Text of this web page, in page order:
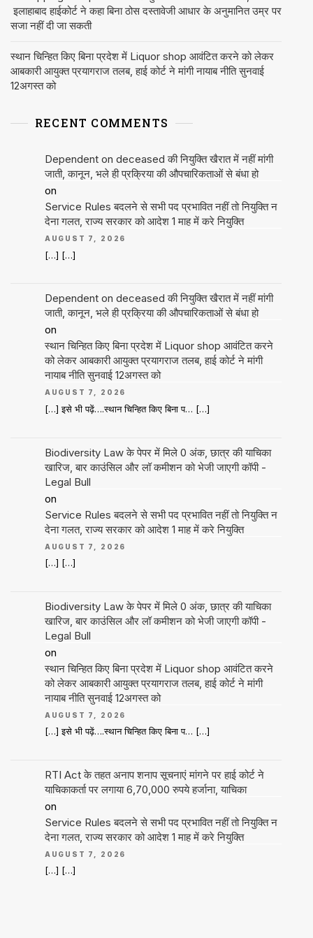
इलाहाबाद हाईकोर्ट ने कहा बिना ठोस दस्तावेजी आधार के अनुमानित उम्र पर
सजा नहीं दी जा सकती
स्थान चिन्हित किए बिना प्रदेश में Liquor shop आवंटित करने को लेकर
आबकारी आयुक्त प्रयागराज तलब, हाई कोर्ट ने मांगी नायाब नीति सुनवाई
12अगस्त को
RECENT COMMENTS
Dependent on deceased की नियुक्ति खैरात में नहीं मांगी
जाती, कानून, भले ही प्रक्रिया की औपचारिकताओं से बंधा हो
on
Service Rules बदलने से सभी पद प्रभावित नहीं तो नियुक्ति न
देना गलत, राज्य सरकार को आदेश 1 माह में करे नियुक्ति
AUGUST 7, 2026
[…] […]
Dependent on deceased की नियुक्ति खैरात में नहीं मांगी
जाती, कानून, भले ही प्रक्रिया की औपचारिकताओं से बंधा हो
on
स्थान चिन्हित किए बिना प्रदेश में Liquor shop आवंटित करने
को लेकर आबकारी आयुक्त प्रयागराज तलब, हाई कोर्ट ने मांगी
नायाब नीति सुनवाई 12अगस्त को
AUGUST 7, 2026
[…] इसे भी पढ़ें….स्थान चिन्हित किए बिना प… […]
Biodiversity Law के पेपर में मिले 0 अंक, छात्र की याचिका
खारिज, बार काउंसिल और लॉ कमीशन को भेजी जाएगी कॉपी -
Legal Bull
on
Service Rules बदलने से सभी पद प्रभावित नहीं तो नियुक्ति न
देना गलत, राज्य सरकार को आदेश 1 माह में करे नियुक्ति
AUGUST 7, 2026
[…] […]
Biodiversity Law के पेपर में मिले 0 अंक, छात्र की याचिका
खारिज, बार काउंसिल और लॉ कमीशन को भेजी जाएगी कॉपी -
Legal Bull
on
स्थान चिन्हित किए बिना प्रदेश में Liquor shop आवंटित करने
को लेकर आबकारी आयुक्त प्रयागराज तलब, हाई कोर्ट ने मांगी
नायाब नीति सुनवाई 12अगस्त को
AUGUST 7, 2026
[…] इसे भी पढ़ें….स्थान चिन्हित किए बिना प… […]
RTI Act के तहत अनाप शनाप सूचनाएं मांगने पर हाई कोर्ट ने
याचिकाकर्ता पर लगाया 6,70,000 रुपये हर्जाना, याचिका
on
Service Rules बदलने से सभी पद प्रभावित नहीं तो नियुक्ति न
देना गलत, राज्य सरकार को आदेश 1 माह में करे नियुक्ति
AUGUST 7, 2026
[…] […]